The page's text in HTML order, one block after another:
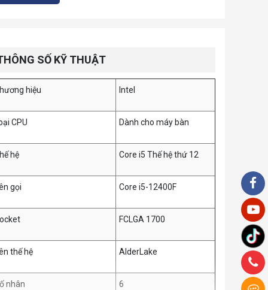
SỐ KỸ THUẬT
hiệu Intel
CPU Dành cho máy bàn
hệ Core i5 Thế hệ thứ 12
gọi Core i5-12400F
FCLGA 1700
thế hệ AlderLake
nhân 6